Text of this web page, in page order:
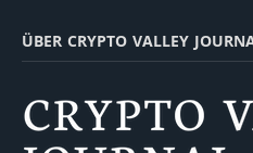
ÜBER CRYPTO VALLEY